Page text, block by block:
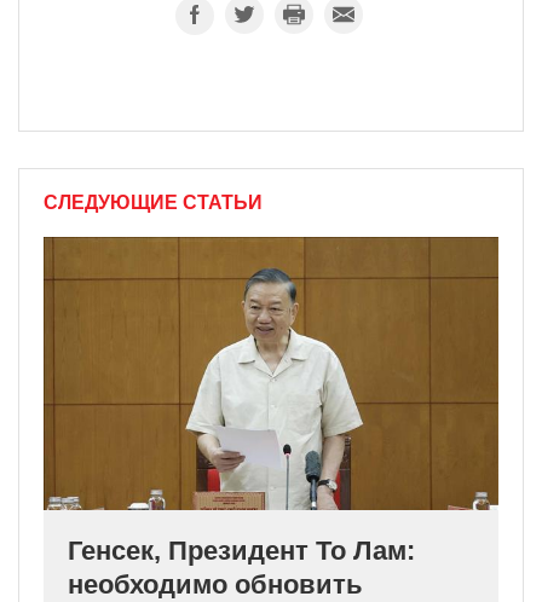
СЛЕДУЮЩИЕ СТАТЬИ
Генсек, Президент То Лам:
необходимо обновить